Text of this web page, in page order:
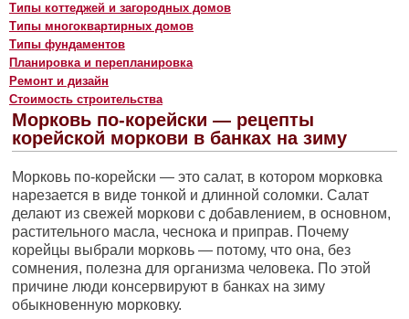
Типы коттеджей и загородных домов
Типы многоквартирных домов
Типы фундаментов
Планировка и перепланировка
Ремонт и дизайн
Стоимость строительства
Морковь по-корейски — рецепты
корейской моркови в банках на зиму
Морковь по-корейски — это салат, в котором морковка
нарезается в виде тонкой и длинной соломки. Салат
делают из свежей моркови с добавлением, в основном,
растительного масла, чеснока и приправ. Почему
корейцы выбрали морковь — потому, что она, без
сомнения, полезна для организма человека. По этой
причине люди консервируют в банках на зиму
обыкновенную морковку.